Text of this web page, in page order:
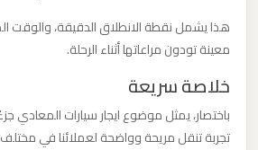
هذا يشمل نقطة الانطلاق الدقيقة، والوقت
معينة تودون مراعاتها أثناء الرحلة.
خلاصة سريعة
باختصار، يمثل موضوع ايجار سيارات المعادي
تجربة تنقل مريحة وواضحة لعملائنا في
مرسيدس
بالسائق